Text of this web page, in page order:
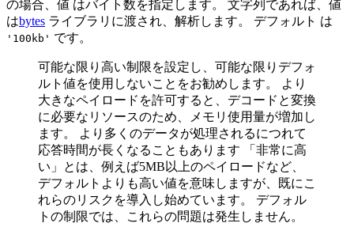
の場合、値 はバイト数を指定します。 文字列であれば、値
はbytes ライブラリに渡され、解析します。 デフォルト は
'100kb' です。
可能な限り高い制限を設定し、可能な限りデフォ
ルト値を使用しないことをお勧めします。 より
大きなペイロードを許可すると、デコードと変換
に必要なリソースのため、メモリ使用量が増加し
ます。 より多くのデータが処理されるにつれて
応答時間が長くなることもあります 「非常に高
い」とは、例えば5MB以上のペイロードなど、
デフォルトよりも高い値を意味しますが、既にこ
れらのリスクを導入し始めています。 デフォル
トの制限では、これらの問題は発生しません。